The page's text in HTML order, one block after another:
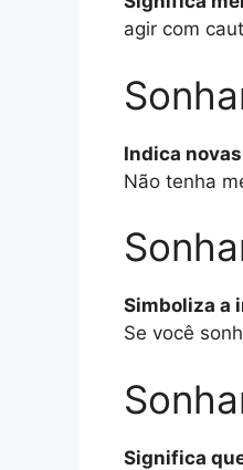
agir com
Indica
Não tenha
Simboliza a
Se você
Significa